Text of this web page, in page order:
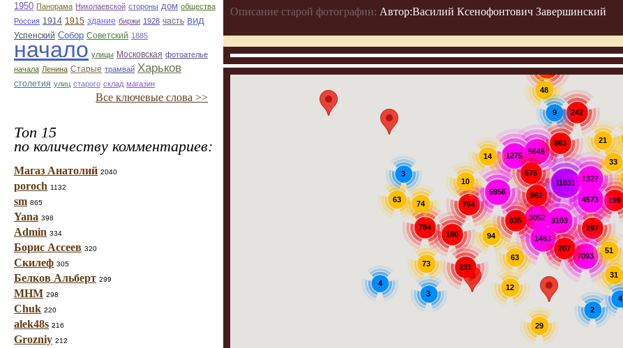
1950 Панорама Николаевской стороны дом общества
Россия 1914 1915 здание биржи 1928 часть вид
Успенский Собор Советский 1885
начало улицы Московская фотоателье
начала Ленина Старые трамвай Харьков
столетия улиц старого склад магазин
Все ключевые слова >>
Топ 15
по количеству комментариев:
Магаз Анатолий 2040
poroch 1132
sm 865
Yana 398
Admin 334
Борис Ассеев 320
Скилеф 305
Белков Альберт 299
МНМ 298
Chuk 220
alek48s 216
Grozniy 212
Описание старой фотографии: Автор:Василий Ксенофонтович Завершинский
1483
784
3052
94
5645
3103
11031
754
297
29
835
5956 962
7093
242
863
180
231
907
1275
1327
48
73
21
199
63
12
51
31
10
3
63
4
4
4573
74
575
33
2
14
207
9
3